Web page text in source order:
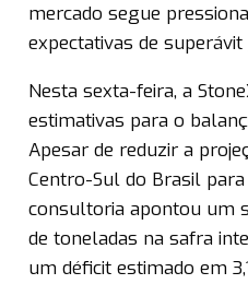
mercado segue
expectativas de
Nesta sexta-feira, a
estimativas para o
Apesar de reduzir a
Centro-Sul do Brasil
consultoria apontou um
de toneladas na safra
um déficit estimado em